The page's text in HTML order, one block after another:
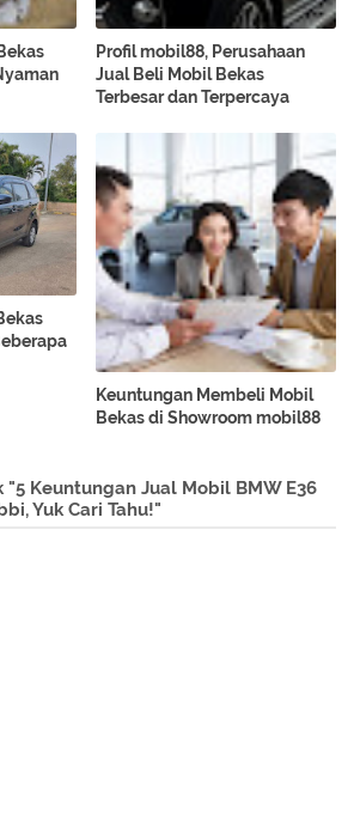
Profil mobil88, Perusahaan
Jual Beli Mobil Bekas
Terbesar dan Terpercaya
Keuntungan Membeli Mobil
Bekas di Showroom mobil88
Keuntungan Jual Mobil BMW E36
Yuk Cari Tahu!"